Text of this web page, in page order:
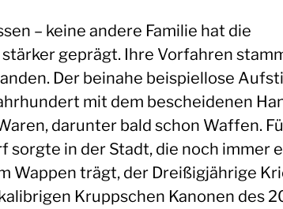
– keine andere Familie hat die
geprägt. Ihre Vorfahren
Der beinahe beispiellose
mit dem bescheidenen
darunter bald schon Waffen.
sorgte in der Stadt, die noch immer
Wappen trägt, der Dreißigjährige
Kruppschen Kanonen des